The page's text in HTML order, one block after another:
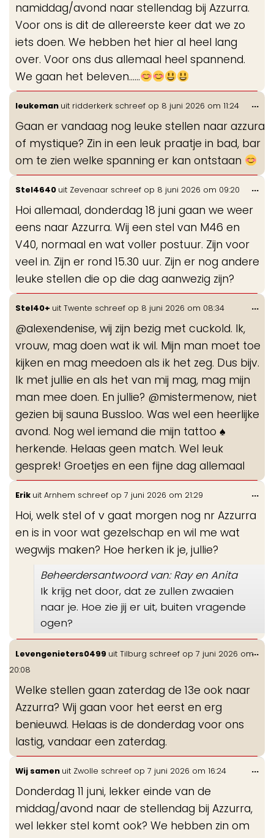
namiddag/avond naar stellendag bij Azzurra.
Voor ons is dit de allereerste keer dat we zo
iets doen. We hebben het hier al heel lang
over. Voor ons dus allemaal heel spannend.
We gaan het beleven……
leukeman uit ridderkerk schreef op 8 juni 2026 om 11:24
Gaan er vandaag nog leuke stellen naar azzura
of mystique? Zin in een leuk praatje in bad, bar
om te zien welke spanning er kan ontstaan
...
Stel4640 uit Zevenaar schreef op 8 juni 2026 om 09:20
Hoi allemaal, donderdag 18 juni gaan we weer
eens naar Azzurra. Wij een stel van M46 en
V40, normaal en wat voller postuur. Zijn voor
veel in. Zijn er rond 15.30 uur. Zijn er nog andere
leuke stellen die op die dag aanwezig zijn?
...
Stel40+ uit Twente schreef op 8 juni 2026 om 08:34
@alexendenise, wij zijn bezig met cuckold. Ik,
vrouw, mag doen wat ik wil. Mijn man moet toe
kijken en mag meedoen als ik het zeg. Dus bijv.
Ik met jullie en als het van mij mag, mag mijn
man mee doen. En jullie? @mistermenow, niet
gezien bij sauna Bussloo. Was wel een heerlijke
avond. Nog wel iemand die mijn tattoo ♠️
herkende. Helaas geen match. Wel leuk
gesprek! Groetjes en een fijne dag allemaal
...
Erik uit Arnhem schreef op 7 juni 2026 om 21:29
Hoi, welk stel of v gaat morgen nog nr Azzurra
en is in voor wat gezelschap en wil me wat
wegwijs maken? Hoe herken ik je, jullie?
Beheerdersantwoord van: Ray en Anita
Ik krijg net door, dat ze zullen zwaaien
naar je. Hoe zie jij er uit, buiten vragende
ogen?
...
Levengenieters0499 uit Tilburg schreef op 7 juni 2026 om
20:08
Welke stellen gaan zaterdag de 13e ook naar
Azzurra? Wij gaan voor het eerst en erg
benieuwd. Helaas is de donderdag voor ons
lastig, vandaar een zaterdag.
...
Wij samen uit Zwolle schreef op 7 juni 2026 om 16:24
Donderdag 11 juni, lekker einde van de
middag/avond naar de stellendag bij Azzurra,
wel lekker stel komt ook? We hebben zin om
...